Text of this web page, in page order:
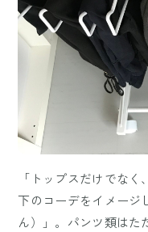
「トップスだけでな
下のコーデをイメージ
ん）」。パンツ類はた